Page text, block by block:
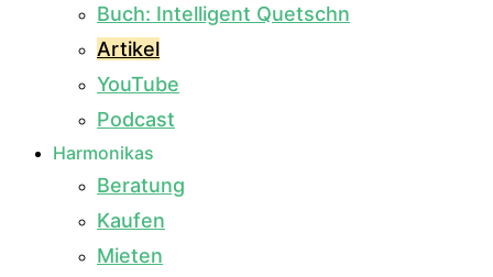
Buch: Intelligent Quetschn
Artikel
YouTube
Podcast
Harmonikas
Beratung
Kaufen
Mieten